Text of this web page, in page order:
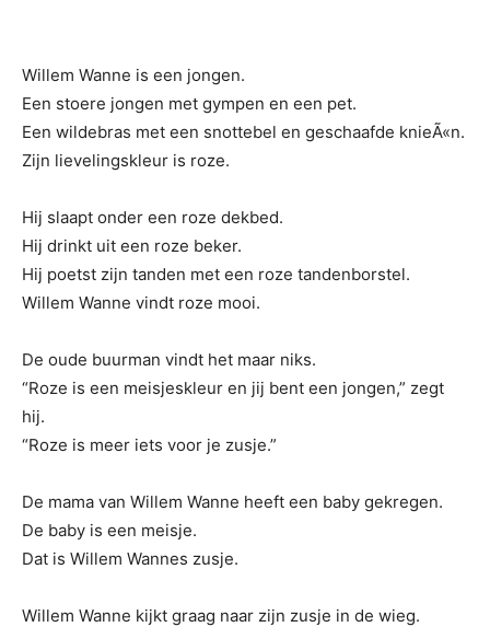
Willem Wanne is een jongen.
Een stoere jongen met gympen en een pet.
Een wildebras met een snottebel en geschaafde knieÃ«n.
Zijn lievelingskleur is roze.
Hij slaapt onder een roze dekbed.
Hij drinkt uit een roze beker.
Hij poetst zijn tanden met een roze tandenborstel.
Willem Wanne vindt roze mooi.
De oude buurman vindt het maar niks.
“Roze is een meisjeskleur en jij bent een jongen,” zegt
hij.
“Roze is meer iets voor je zusje.”
De mama van Willem Wanne heeft een baby gekregen.
De baby is een meisje.
Dat is Willem Wannes zusje.
Willem Wanne kijkt graag naar zijn zusje in de wieg.